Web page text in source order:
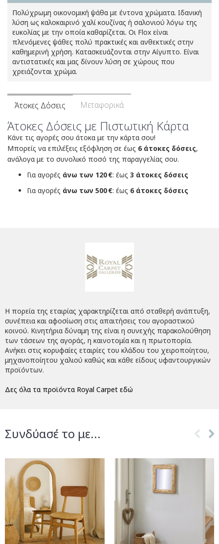
Πολύχρωμη οικονομική ψάθα με έντονα χρώματα. Ιδανική
λύση ως καλοκαιρινό χαλί κουζίνας ή σαλονιού λόγω της
ευκολίας με την οποία καθαρίζεται. Οι Flox είναι
πλενόμενες ψάθες πολύ πρακτικές και ανθεκτικές στην
καθημερινή χρήση. Κατασκευάζονται στην Αίγυπτο. Είναι
αντιστατικές και μας δίνουν λύση σε χώρους που
χρειάζονται χρώμα.
Άτοκες Δόσεις Μεταφορικά
Άτοκες Δόσεις με Πιστωτική Κάρτα
Κάνε τις αγορές σου άτοκα με την κάρτα σου!
Μπορείς να επιλέξεις εξόφληση σε έως 6 άτοκες δόσεις,
ανάλογα με το συνολικό ποσό της παραγγελίας σου.
Για αγορές άνω των 120 €: έως 3 άτοκες δόσεις
Για αγορές άνω των 500 €: έως 6 άτοκες δόσεις
Η πορεία της εταιρίας χαρακτηρίζεται από σταθερή ανάπτυξη,
συνέπεια και αφοσίωση στις απαιτήσεις του αγοραστικού
κοινού. Κινητήρια δύναμη της είναι η συνεχής παρακολούθηση
των τάσεων της αγοράς, η καινοτομία και η πρωτοπορία.
Ανήκει στις κορυφαίες εταιρίες του κλάδου του χειροποίητου,
μηχανοποίητου χαλιού καθώς και κάθε είδους υφαντουργικών
προϊόντων.
Δες όλα τα προϊόντα Royal Carpet εδώ
Συνδύασέ το με...